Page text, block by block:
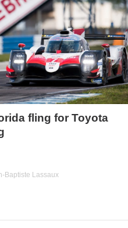
fling for Toyota
Baptiste Lassaux